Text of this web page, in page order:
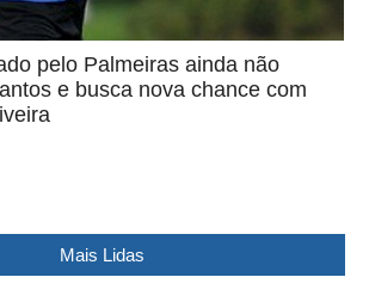
pelo Palmeiras ainda não
e busca nova chance com
Mais Lidas